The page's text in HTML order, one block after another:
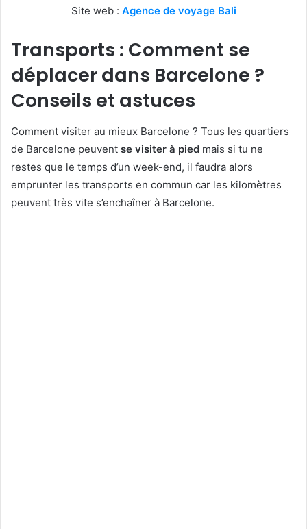
Site web : Agence de voyage Bali
Transports : Comment se
déplacer dans Barcelone ?
Conseils et astuces
Comment visiter au mieux Barcelone ? Tous les quartiers
de Barcelone peuvent se visiter à pied mais si tu ne
restes que le temps d’un week-end, il faudra alors
emprunter les transports en commun car les kilomètres
peuvent très vite s’enchaîner à Barcelone.